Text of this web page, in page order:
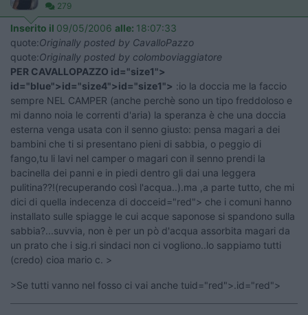
279
Inserito il 09/05/2006 alle: 18:07:33
quote:Originally posted by CavalloPazzo
quote:Originally posted by colomboviaggiatore
PER CAVALLOPAZZO id="size1">
id="blue">id="size4">id="size1"> :io la doccia me la faccio
sempre NEL CAMPER (anche perchè sono un tipo freddoloso e
mi danno noia le correnti d'aria) la speranza è che una doccia
esterna venga usata con il senno giusto: pensa magari a dei
bambini che ti si presentano pieni di sabbia, o peggio di
fango,tu li lavi nel camper o magari con il senno prendi la
bacinella dei panni e in piedi dentro gli dai una leggera
pulitina??!(recuperando così l'acqua..).ma ,a parte tutto, che mi
dici di quella indecenza di docceid="red"> che i comuni hanno
installato sulle spiagge le cui acque saponose si spandono sulla
sabbia?...suvvia, non è per un pò d'acqua assorbita magari da
un prato che i sig.ri sindaci non ci vogliono..lo sappiamo tutti
(credo) cioa mario c. >
>Se tutti vanno nel fosso ci vai anche tuid="red">.id="red">